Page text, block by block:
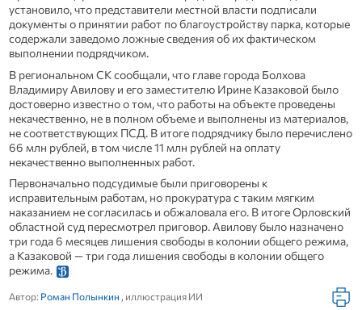
установило, что представители местной власти подписали
документы о принятии работ по благоустройству парка, которые
содержали заведомо ложные сведения об их фактическом
выполнении подрядчиком.
В региональном СК сообщали, что главе города Болхова
Владимиру Авилову и его заместителю Ирине Казаковой было
достоверно известно о том, что работы на объекте проведены
некачественно, не в полном объеме и выполнены из материалов,
не соответствующих ПСД. В итоге подрядчику было перечислено
66 млн рублей, в том числе 11 млн рублей на оплату
некачественно выполненных работ.
Первоначально подсудимые были приговорены к
исправительным работам, но прокуратура с таким мягким
наказанием не согласилась и обжаловала его. В итоге Орловский
областной суд пересмотрел приговор. Авилову было назначено
три года 6 месяцев лишения свободы в колонии общего режима,
а Казаковой — три года лишения свободы в колонии общего
режима.
Автор: Роман Полынкин , иллюстрация ИИ